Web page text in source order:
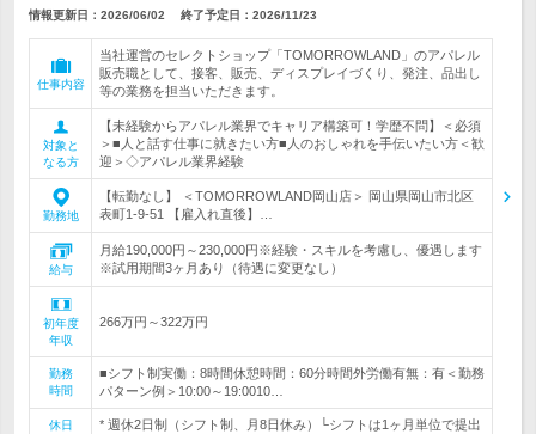
情報更新日：2026/06/02 終了予定日： 2026/11/23
仕事内容
当社運営のセレクトショップ「TOMORROWLAND」のアパレル
販売職として、接客、販売、ディスプレイづくり、発注、品出し
等の業務を担当いただきます。
対象と
なる方
【未経験からアパレル業界でキャリア構築可！学歴不問】＜必須
＞■人と話す仕事に就きたい方■人のおしゃれを手伝いたい方＜歓
迎＞◇アパレル業界経験
勤務地
【転勤なし】 ＜TOMORROWLAND岡山店＞ 岡山県岡山市北区
表町1-9-51 【雇入れ直後】…
給与
月給190,000円～230,000円※経験・スキルを考慮し、優遇します
※試用期間3ヶ月あり（待遇に変更なし）
初年度
年収
266万円～322万円
勤務
時間
■シフト制実働：8時間休憩時間：60分時間外労働有無：有＜勤務
パターン例＞10:00～19:0010…
休日
* 週休2日制（シフト制、月8日休み）└シフトは1ヶ月単位で提出